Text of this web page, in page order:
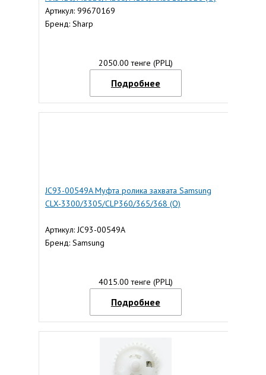
Артикул: 99670169
Бренд: Sharp
2050.00 тенге (РРЦ)
Подробнее
JC93-00549A Муфта ролика захвата Samsung
CLX-3300/3305/CLP360/365/368 (O)
Артикул: JC93-00549A
Бренд: Samsung
4015.00 тенге (РРЦ)
Подробнее